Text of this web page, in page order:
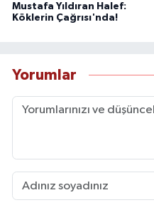
Mustafa Yıldıran Halef:
Köklerin Çağrısı'nda!
Yorumlar